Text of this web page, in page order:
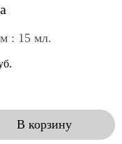
: 15 мл.
В корзину